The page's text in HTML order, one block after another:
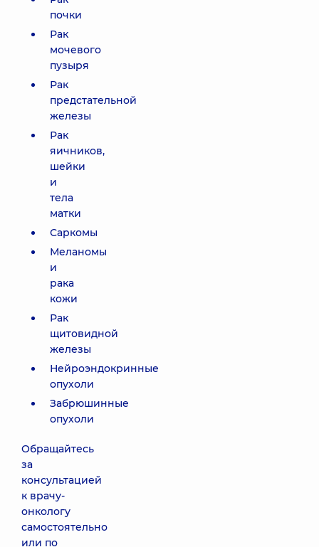
почки
Рак
мочевого
пузыря
Рак
предстательной
железы
Рак
яичников,
шейки
и
тела
матки
Саркомы
Меланомы
и
рака
кожи
Рак
щитовидной
железы
Нейроэндокринные
опухоли
Забрюшинные
опухоли
Обращайтесь
за
консультацией
к врачу-
онкологу
самостоятельно
или по